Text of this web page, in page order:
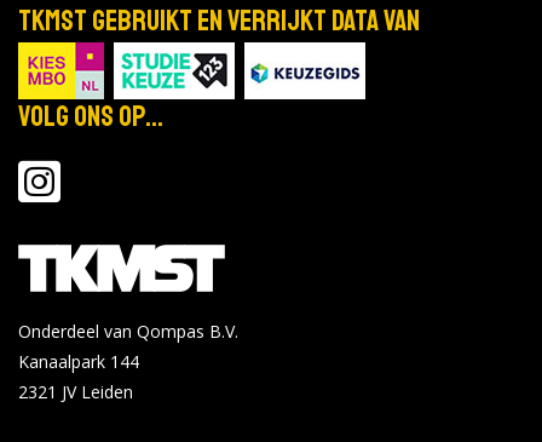
TKMST gebruikt en verrijkt data van
Volg ons op...
Onderdeel van Qompas B.V.
Kanaalpark 144
2321 JV Leiden